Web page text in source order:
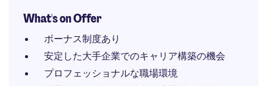
What's on Offer
ボーナス制度あり
安定した大手企業でのキャリア構築の機会
プロフェッショナルな職場環境